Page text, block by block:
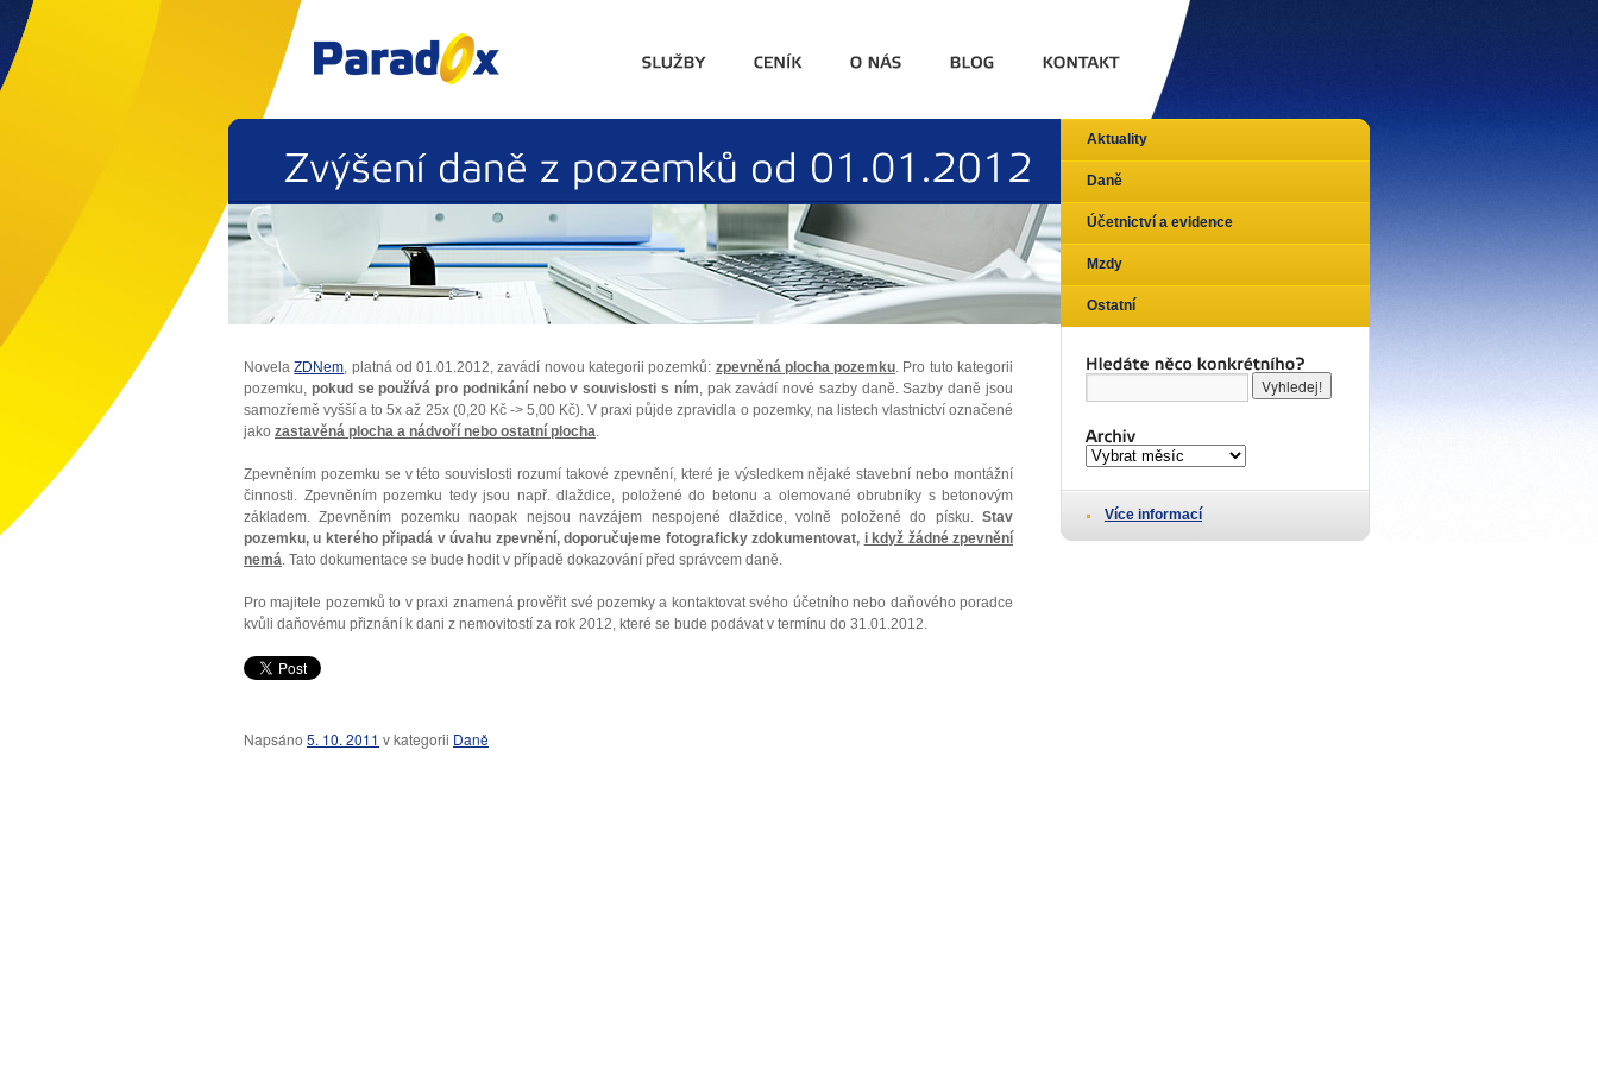
NovelaZDNem, platná od 01.01.2012, zavádí novou kategorii pozemků: zpevněná plocha pozemku. Pro tuto kategorii
pozemku, pokud se používá pro podnikání nebo v souvislosti s ním, pak zavádí nové sazby daně. Sazby daně jsou
samozřemě vyšší a to 5x až 25x (0,20 Kč -> 5,00 Kč). V praxi půjde zpravidla o pozemky, na listech vlastnictví označené
jako zastavěná plocha a nádvoří nebo ostatní plocha.
Zpevněním pozemku se v této souvislosti rozumí takové zpevnění, které je výsledkem nějaké stavební nebo montážní
činnosti. Zpevněním pozemku tedy jsou např. dlaždice, položené do betonu a olemované obrubníky s betonovým
základem. Zpevněním pozemku naopak nejsou navzájem nespojené dlaždice, volně položené do písku. Stav
pozemku, u kterého připadá v úvahu zpevnění, doporučujeme fotograficky zdokumentovat, i když žádné zpevnění
nemá. Tato dokumentace se bude hodit v případě dokazování před správcem daně.
Pro majitele pozemků to v praxi znamená prověřit své pozemky a kontaktovat svého účetního nebo daňového poradce
kvůli daňovému přiznání k dani z nemovitostí za rok 2012, které se bude podávat v termínu do 31.01.2012.
Napsáno 5. 10. 2011 vkategorii Daně
Aktuality
Daně
Účetnictví a evidence
Mzdy
Ostatní
Více informací